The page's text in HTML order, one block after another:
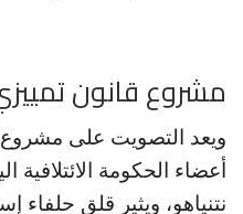
مشروع قانون
ويعد التصويت على مشروع
أعضاء الحكومة الائتلافية
نتنياهو، ويثير قلق حلفاء